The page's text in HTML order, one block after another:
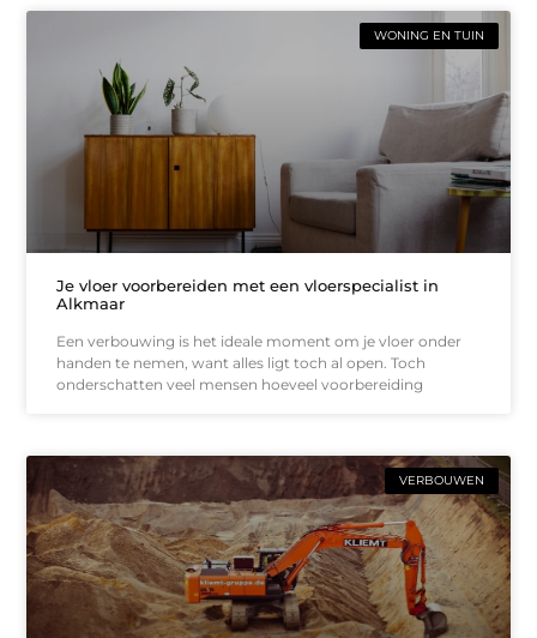
WONING EN TUIN
Je vloer voorbereiden met een vloerspecialist in
Alkmaar
Een verbouwing is het ideale moment om je vloer onder
handen te nemen, want alles ligt toch al open. Toch
onderschatten veel mensen hoeveel voorbereiding
VERBOUWEN